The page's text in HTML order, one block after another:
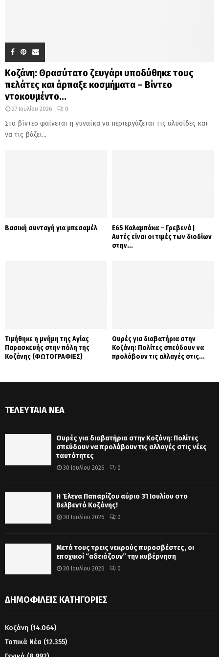
Κοζάνη: Θρασύτατο ζευγάρι υποδύθηκε τους
πελάτες και άρπαξε κοσμήματα – Βίντεο
ντοκουμέντο...
27 Ιουλίου 2026 0
Στο βίντεο φαίνεται η γυναίκα να περιεργάζεται τις αλυσίδες και
να τις βάζει...
Βασική συνταγή για μπεσαμέλ
Ε65 Καλαμπάκα – Γρεβενά |
Αυτές είναι οι τιμές των διοδίων
στην...
Τιμήθηκε η μνήμη της Αγίας
Παρασκευής στην πόλη της
Κοζάνης (ΦΩΤΟΓΡΑΦΙΕΣ)
Ουρές για διαβατήρια στην
Κοζάνη: Πολίτες σπεύδουν να
προλάβουν τις αλλαγές στις...
ΤΕΛΕΥΤΑΊΑ ΝΈΑ
Ουρές για διαβατήρια στην Κοζάνη: Πολίτες
σπεύδουν να προλάβουν τις αλλαγές στις νέες
ταυτότητες
30 Ιουλίου 2026 0
Η Έλενα Παπαρίζου αύριο 31 Ιουλίου στο
Βελβεντό Κοζάνης!
30 Ιουλίου 2026 0
Μετά τους τρεις νεκρούς πυροσβέστες, οι
εποχικοί “αδειάζουν” την κυβέρνηση
30 Ιουλίου 2026 0
ΔΗΜΟΦΙΛΕΊΣ ΚΑΤΗΓΟΡΊΕΣ
Κοζάνη (14.064)
Τοπικά Νέα (12.355)